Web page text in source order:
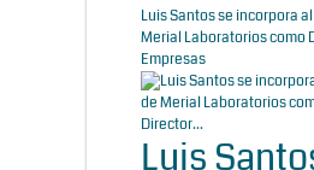
Luis Santos se incorpora
Merial Laboratorios como
Empresas
Luis